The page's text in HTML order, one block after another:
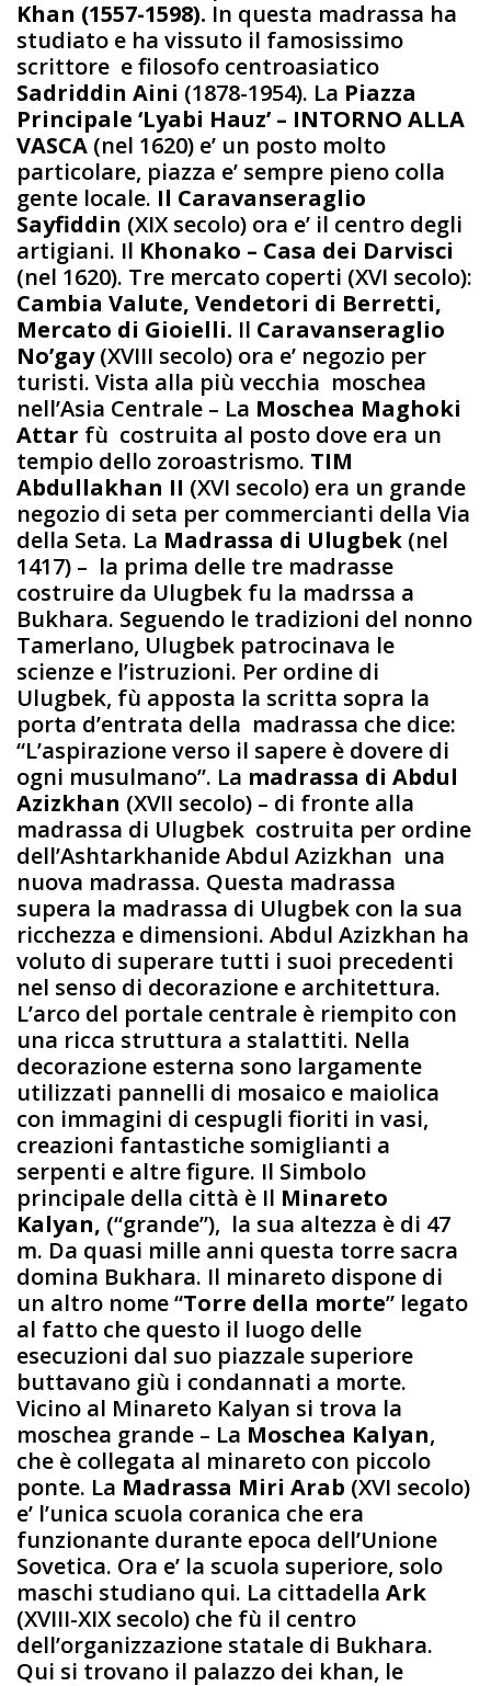
Khan (1557-1598). In questa madrassa ha
studiato e ha vissuto il famosissimo
scrittore e filosofo centroasiatico
Sadriddin Aini (1878-1954). La Piazza
Principale ‘Lyabi Hauz’ – INTORNO ALLA
VASCA (nel 1620) e’ un posto molto
particolare, piazza e’ sempre pieno colla
gente locale. Il Caravanseraglio
Sayfiddin (XIX secolo) ora e’ il centro degli
artigiani. Il Khonako – Casa dei Darvisci
(nel 1620). Tre mercato coperti (XVI secolo):
Cambia Valute, Vendetori di Berretti,
Mercato di Gioielli. Il Caravanseraglio
No’gay(XVIII secolo) ora e’ negozio per
turisti. Vista alla più vecchia moschea
nell’Asia Centrale – La Moschea Maghoki
Attar fù costruita al posto dove era un
tempio dello zoroastrismo. TIM
Abdullakhan II (XVI secolo) era un grande
negozio di seta per commercianti della Via
della Seta. La Madrassa di Ulugbek (nel
1417) – la prima delle tre madrasse
costruire da Ulugbek fu la madrssa a
Bukhara. Seguendo le tradizioni del nonno
Tamerlano, Ulugbek patrocinava le
scienze e l’istruzioni. Per ordine di
Ulugbek, fù apposta la scritta sopra la
porta d’entrata della madrassa che dice:
“L’aspirazione verso il sapere è dovere di
ogni musulmano”. La madrassa di Abdul
Azizkhan (XVII secolo) – di fronte alla
madrassa di Ulugbek costruita per ordine
dell’Ashtarkhanide Abdul Azizkhan una
nuova madrassa. Questa madrassa
supera la madrassa di Ulugbek con la sua
ricchezza e dimensioni. Abdul Azizkhan ha
voluto di superare tutti i suoi precedenti
nel senso di decorazione e architettura.
L’arco del portale centrale è riempito con
una ricca struttura a stalattiti. Nella
decorazione esterna sono largamente
utilizzati pannelli di mosaico e maiolica
con immagini di cespugli fioriti in vasi,
creazioni fantastiche somiglianti a
serpenti e altre figure. Il Simbolo
principale della città è Il Minareto
Kalyan, (“grande”), la sua altezza è di 47
m. Da quasi mille anni questa torre sacra
domina Bukhara. Il minareto dispone di
un altro nome “Torre della morte” legato
al fatto che questo il luogo delle
esecuzioni dal suo piazzale superiore
buttavano giù i condannati a morte.
Vicino al Minareto Kalyan si trova la
moschea grande – La Moschea Kalyan,
che è collegata al minareto con piccolo
ponte. La Madrassa Miri Arab (XVI secolo)
e’ l’unica scuola coranica che era
funzionante durante epoca dell’Unione
Sovetica. Ora e’ la scuola superiore, solo
maschi studiano qui. La cittadella Ark
(XVIII-XIX secolo) che fù il centro
dell’organizzazione statale di Bukhara.
Qui si trovano il palazzo dei khan, le